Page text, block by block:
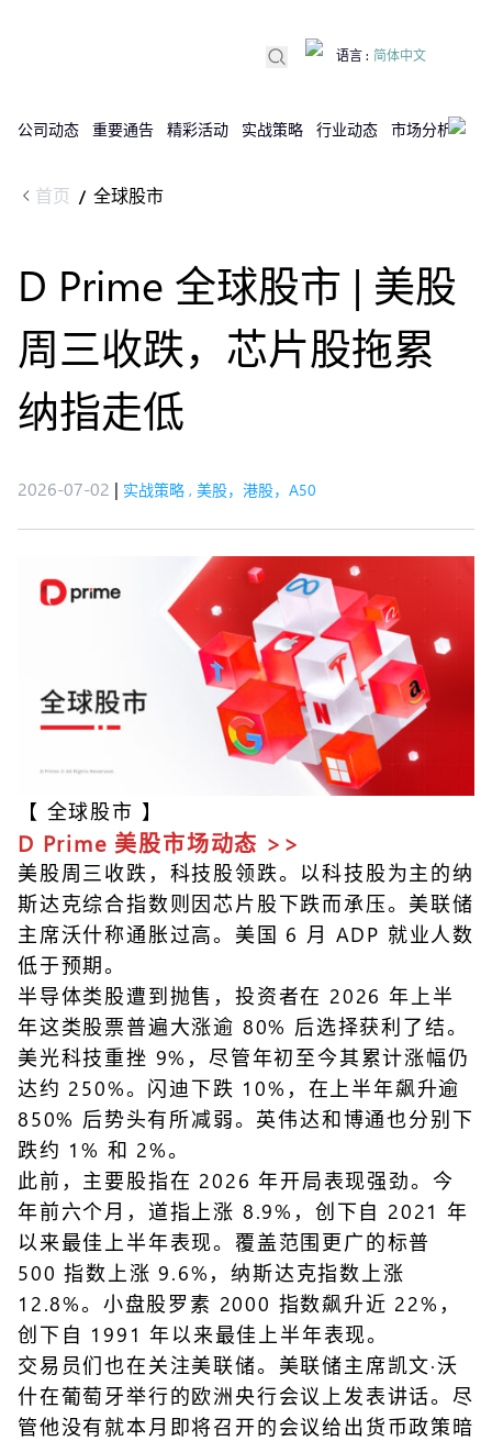
公司动态 重要通告 精彩活动 实战策略 行业动态 市场分析
语言 : 简体中文
首页 / 全球股市
D Prime 全球股市 | 美股
周三收跌，芯片股拖累
纳指走低
2026-07-02 | 实战策略 , 美股，港股，A50
【 全球股市 】
D Prime 美股市场动态 >>
美股周三收跌，科技股领跌。以科技股为主的纳
斯达克综合指数则因芯片股下跌而承压。美联储
主席沃什称通胀过高。美国 6 月 ADP 就业人数
低于预期。
半导体类股遭到抛售，投资者在 2026 年上半
年这类股票普遍大涨逾 80% 后选择获利了结。
美光科技重挫 9%，尽管年初至今其累计涨幅仍
达约 250%。闪迪下跌 10%，在上半年飙升逾
850% 后势头有所减弱。英伟达和博通也分别下
跌约 1% 和 2%。
此前，主要股指在 2026 年开局表现强劲。今
年前六个月，道指上涨 8.9%，创下自 2021 年
以来最佳上半年表现。覆盖范围更广的标普
500 指数上涨 9.6%，纳斯达克指数上涨
12.8%。小盘股罗素 2000 指数飙升近 22%，
创下自 1991 年以来最佳上半年表现。
交易员们也在关注美联储。美联储主席凯文·沃
什在葡萄牙举行的欧洲央行会议上发表讲话。尽
管他没有就本月即将召开的会议给出货币政策暗